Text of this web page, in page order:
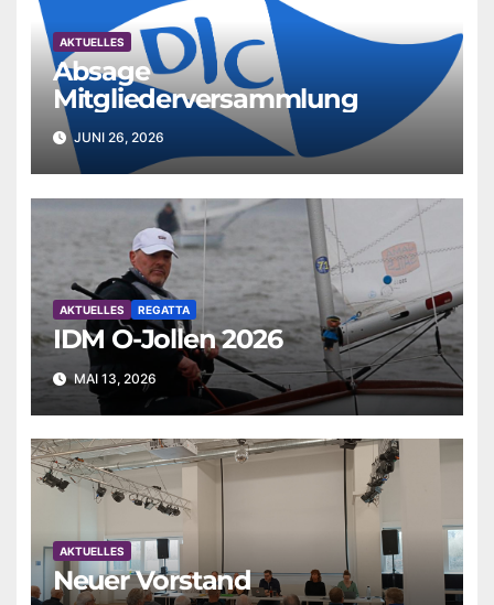
AKTUELLES
Absage
Mitgliederversammlung
JUNI 26, 2026
AKTUELLES REGATTA
IDM O-Jollen 2026
MAI 13, 2026
AKTUELLES
Neuer Vorstand